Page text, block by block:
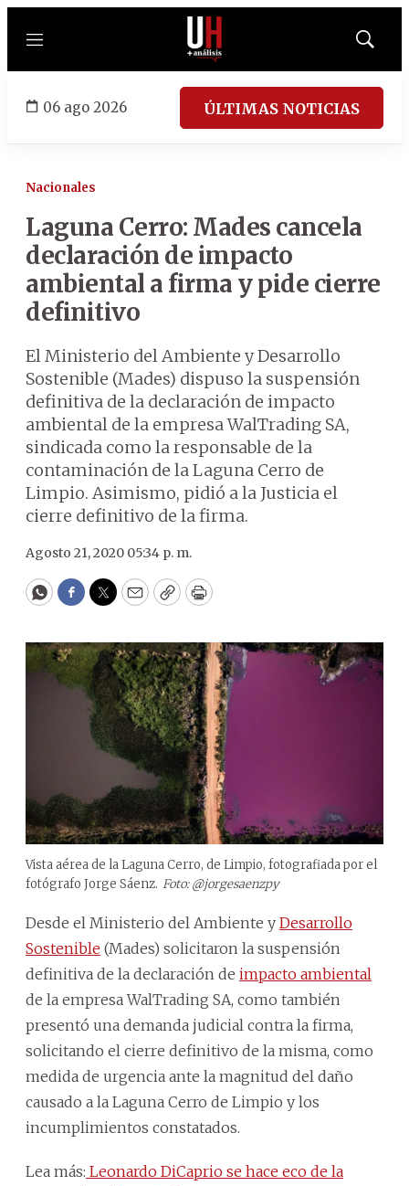
Menú
Mostrar
06 ago 2026 ÚLTIMAS NOTICIAS
Nacionales
Laguna Cerro: Mades cancela
declaración de impacto
ambiental a firma y pide cierre
definitivo
El Ministerio del Ambiente y Desarrollo
Sostenible (Mades) dispuso la suspensión
definitiva de la declaración de impacto
ambiental de la empresa WalTrading SA,
sindicada como la responsable de la
contaminación de la Laguna Cerro de
Limpio. Asimismo, pidió a la Justicia el
cierre definitivo de la firma.
Agosto 21, 2020 05:34 p. m.
WhatsApp
Facebook
Twitter
EmailCopyPrint
Vista aérea de la Laguna Cerro, de Limpio, fotografiada por el
fotógrafo Jorge Sáenz. Foto: @jorgesaenzpy
Desde el Ministerio del Ambiente y Desarrollo
Sostenible (Mades) solicitaron la suspensión
definitiva de la declaración de impacto ambiental
de la empresa WalTrading SA, como también
presentó una demanda judicial contra la firma,
solicitando el cierre definitivo de la misma, como
medida de urgencia ante la magnitud del daño
causado a la Laguna Cerro de Limpio y los
incumplimientos constatados.
Lea más: Leonardo DiCaprio se hace eco de la